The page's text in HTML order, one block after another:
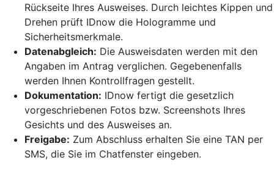
Rückseite Ihres Ausweises. Durch leichtes Kippen und
Drehen prüft IDnow die Hologramme und
Sicherheitsmerkmale.
Datenabgleich: Die Ausweisdaten werden mit den
Angaben im Antrag verglichen. Gegebenenfalls
werden Ihnen Kontrollfragen gestellt.
Dokumentation: IDnow fertigt die gesetzlich
vorgeschriebenen Fotos bzw. Screenshots Ihres
Gesichts und des Ausweises an.
Freigabe: Zum Abschluss erhalten Sie eine TAN per
SMS, die Sie im Chatfenster eingeben.